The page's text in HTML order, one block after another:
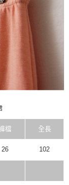
檔 全長
26 102